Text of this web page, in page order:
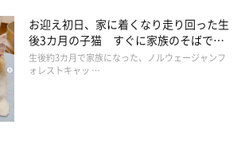
お迎え初日、家に着くなり走り回った生
後3カ月の子猫 すぐに家族のそばで落
ち着く姿に「迎えてよかった」
生後約3カ月で家族になった、ノルウェージャンフ
ォレストキャッ …